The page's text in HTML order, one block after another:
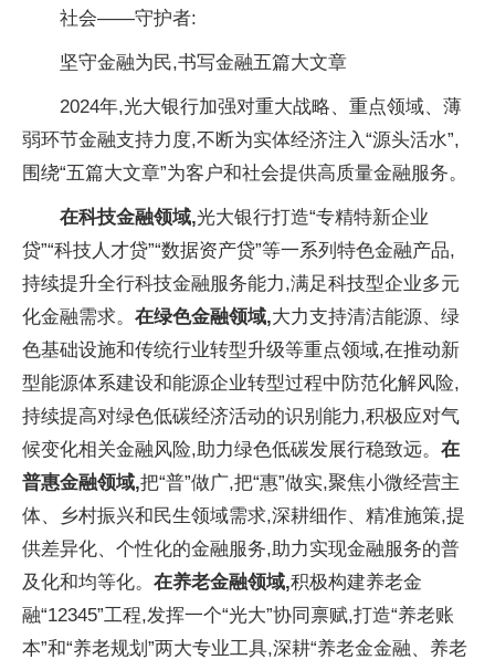
社会——守护者:
坚守金融为民,书写金融五篇大文章
2024年,光大银行加强对重大战略、重点领域、薄
弱环节金融支持力度,不断为实体经济注入“源头活水”,
围绕“五篇大文章”为客户和社会提供高质量金融服务。
在科技金融领域,光大银行打造“专精特新企业
贷”“科技人才贷”“数据资产贷”等一系列特色金融产品,
持续提升全行科技金融服务能力,满足科技型企业多元
化金融需求。 在绿色金融领域,大力支持清洁能源、绿
色基础设施和传统行业转型升级等重点领域,在推动新
型能源体系建设和能源企业转型过程中防范化解风险,
持续提高对绿色低碳经济活动的识别能力,积极应对气
候变化相关金融风险,助力绿色低碳发展行稳致远。 在
普惠金融领域,把“普”做广,把“惠”做实,聚焦小微经营主
体、
乡村振兴和民生领域需求,深耕细作、精准施策,提
供差异化、个性化的金融服务,助力实现金融服务的普
及化和均等化。 在养老金融领域,积极构建养老金
融“12345”工程,发挥一个“光大”协同禀赋,打造“养老账
本”和“养老规划”两大专业工具,深耕“养老金金融、养老